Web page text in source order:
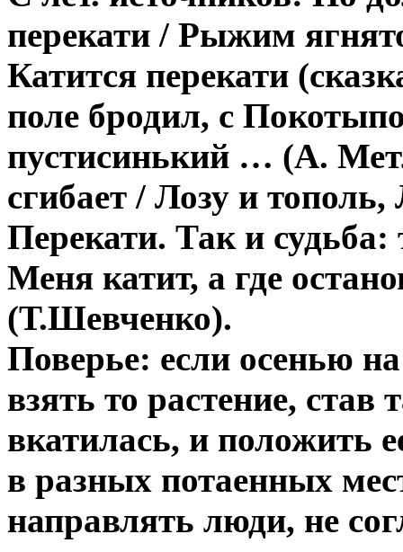
перекати / Рыжим
Катится перекати
поле бродил, с
пустисинький … (А.
сгибает / Лозу и
Перекати. Так и судьба:
Меня катит, а где
(Т.Шевченко).
Поверье: если осенью
взять то растение,
вкатилась, и положить
в разных потаенных
направлять люди, не